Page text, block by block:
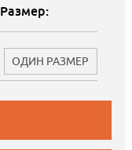
Размер:
ОДИН РАЗМЕР